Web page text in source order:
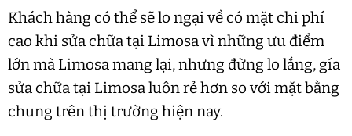
Khách hàng có thể sẽ lo ngại về có mặt chi phí
cao khi sửa chữa tại Limosa vì những ưu điểm
lớn mà Limosa mang lại, nhưng đừng lo lắng, gía
sửa chữa tại Limosa luôn rẻ hơn so với mặt bằng
chung trên thị trường hiện nay.